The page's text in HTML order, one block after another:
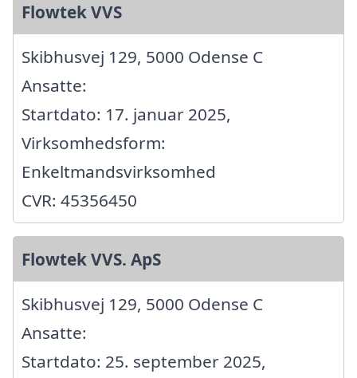
Flowtek VVS
Skibhusvej 129, 5000 Odense C
Ansatte:
Startdato: 17. januar 2025,
Virksomhedsform:
Enkeltmandsvirksomhed
CVR: 45356450
Flowtek VVS. ApS
Skibhusvej 129, 5000 Odense C
Ansatte:
Startdato: 25. september 2025,